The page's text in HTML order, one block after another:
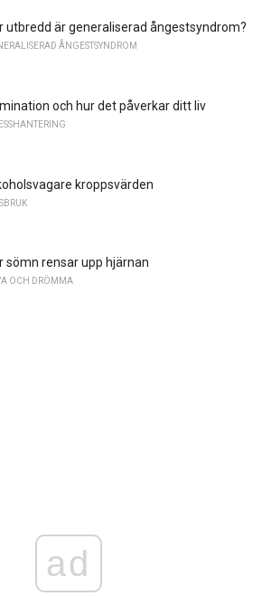
utbredd är generaliserad ångestsyndrom?
ÅNGESTSYNDROM
och hur det påverkar ditt liv
kroppsvärden
sömn rensar upp hjärnan
OCH DRÖMMA
ad